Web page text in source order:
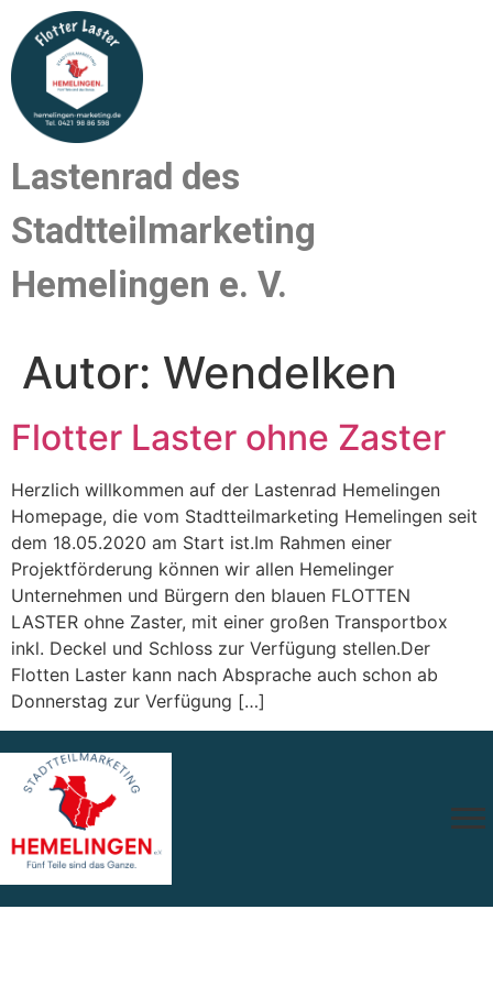
Lastenrad des
Stadtteilmarketing
Hemelingen e. V.
Autor: Wendelken
Flotter Laster ohne Zaster
Herzlich willkommen auf der Lastenrad Hemelingen
Homepage, die vom Stadtteilmarketing Hemelingen seit
dem 18.05.2020 am Start ist.Im Rahmen einer
Projektförderung können wir allen Hemelinger
Unternehmen und Bürgern den blauen FLOTTEN
LASTER ohne Zaster, mit einer großen Transportbox
inkl. Deckel und Schloss zur Verfügung stellen.Der
Flotten Laster kann nach Absprache auch schon ab
Donnerstag zur Verfügung […]